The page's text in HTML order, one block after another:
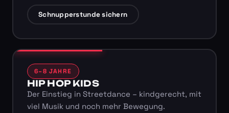
Schnupperstunde sichern
6–8 JAHRE
HIP HOP KIDS
Der Einstieg in Streetdance – kindgerecht, mit
viel Musik und noch mehr Bewegung.